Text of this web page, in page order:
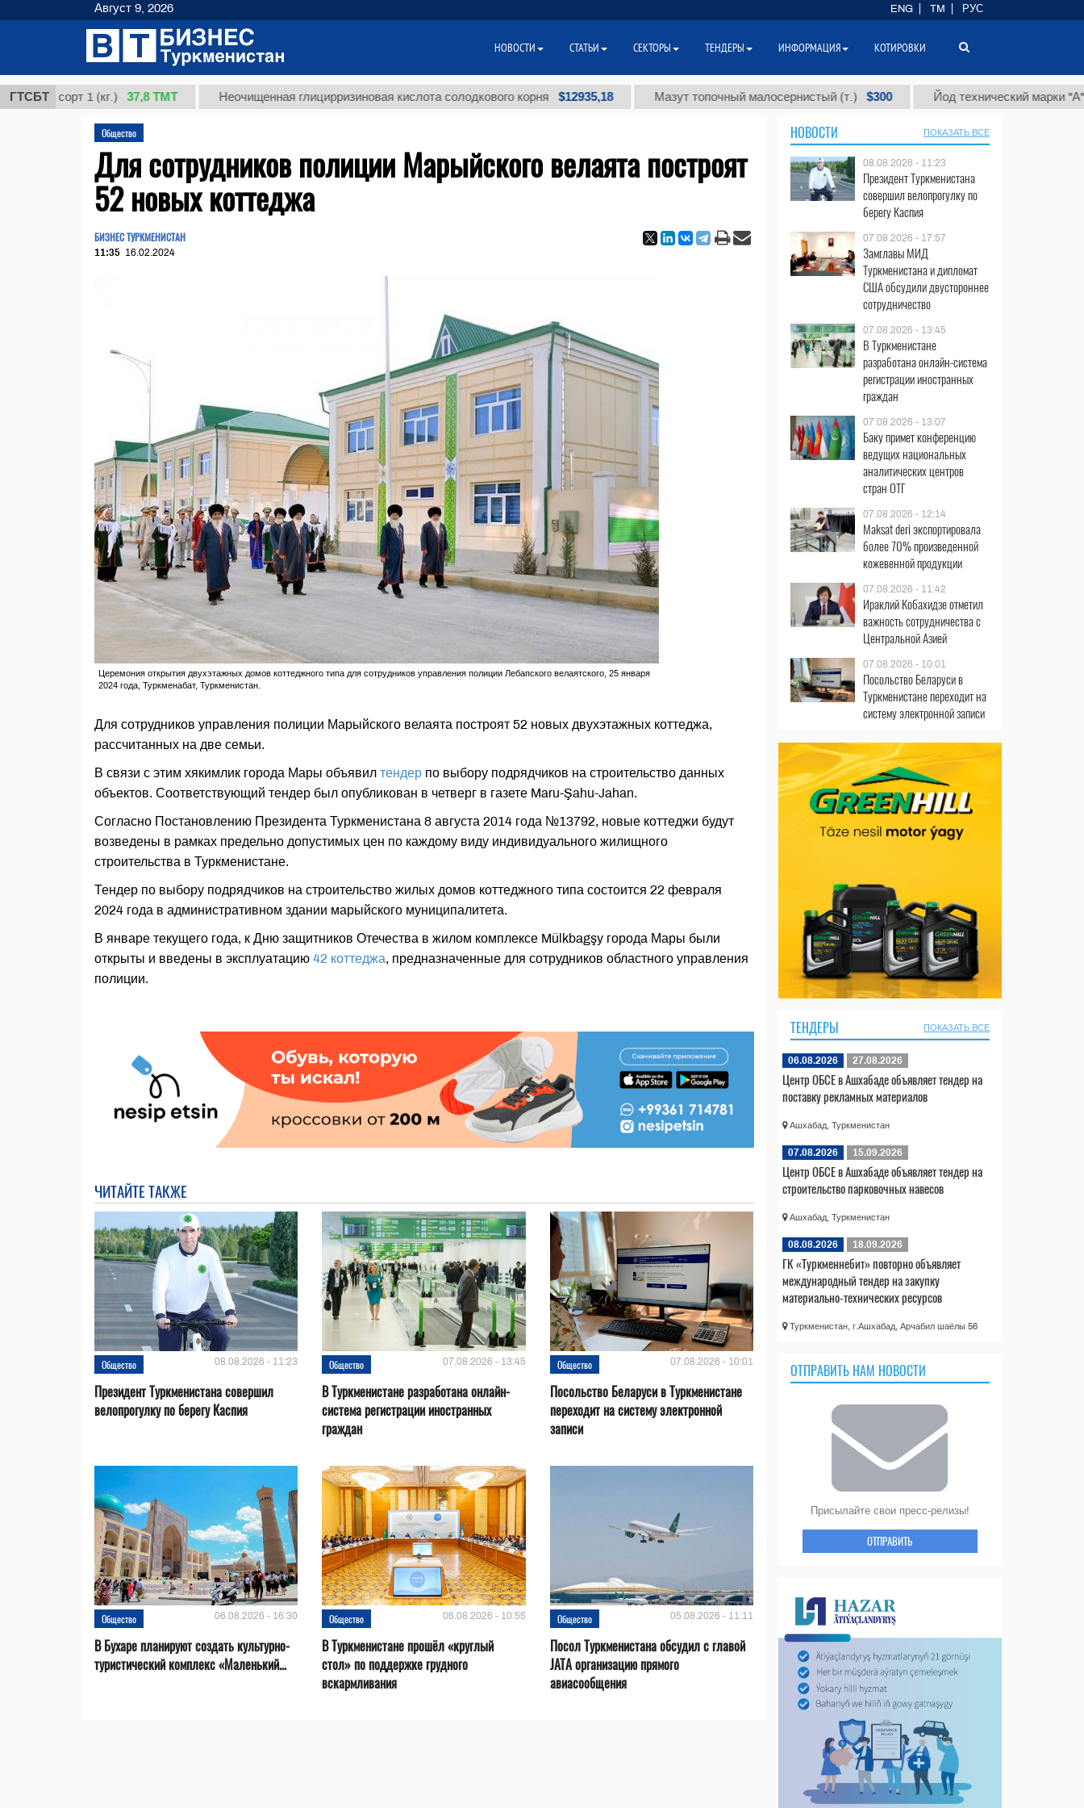
ГТСБТ
сорт 1 (кг.) 37,8 ТМТ Неочищенная глицирризиновая кислота солодкового корня $12935,18 Мазут топочный малосернистый (т.) $300 Йод технический марки "А" (т.)
Общество
Для сотрудников полиции Марыйского велаята построят
52 новых коттеджа
БИЗНЕС ТУРКМЕНИСТАН
11:35 16.02.2024
Церемония открытия двухэтажных домов коттеджного типа для сотрудников управления полиции Лебапского велаятского, 25 января
2024 года, Туркменабат, Туркменистан.
Для сотрудников управления полиции Марыйского велаята построят 52 новых двухэтажных коттеджа,
рассчитанных на две семьи.
В связи с этим хякимлик города Мары объявил тендер по выбору подрядчиков на строительство данных
объектов. Соответствующий тендер был опубликован в четверг в газете Maru-Şahu-Jahan.
Согласно Постановлению Президента Туркменистана 8 августа 2014 года №13792, новые коттеджи будут
возведены в рамках предельно допустимых цен по каждому виду индивидуального жилищного
строительства в Туркменистане.
Тендер по выбору подрядчиков на строительство жилых домов коттеджного типа состоится 22 февраля
2024 года в административном здании марыйского муниципалитета.
В январе текущего года, к Дню защитников Отечества в жилом комплексе Mülkbagşy города Мары были
открыты и введены в эксплуатацию 42 коттеджа, предназначенные для сотрудников областного управления
полиции.
ЧИТАЙТЕ ТАКЖЕ
Общество 08.08.2026 - 11:23
Президент Туркменистана совершил
велопрогулку по берегу Каспия
Общество 07.08.2026 - 13:45
В Туркменистане разработана онлайн-
система регистрации иностранных
граждан
Общество 07.08.2026 - 10:01
Посольство Беларуси в Туркменистане
переходит на систему электронной
записи
Общество 06.08.2026 - 16:30
В Бухаре планируют создать культурно-
туристический комплекс «Маленький...
Общество 06.08.2026 - 10:55
В Туркменистане прошёл «круглый
стол» по поддержке грудного
вскармливания
Общество 05.08.2026 - 11:11
Посол Туркменистана обсудил с главой
JATA организацию прямого
авиасообщения
НОВОСТИ ПОКАЗАТЬ ВСЕ
08.08.2026 - 11:23
Президент Туркменистана
совершил велопрогулку по
берегу Каспия
07.08.2026 - 17:57
Замглавы МИД
Туркменистана и дипломат
США обсудили двустороннее
сотрудничество
07.08.2026 - 13:45
В Туркменистане
разработана онлайн-система
регистрации иностранных
граждан
07.08.2026 - 13:07
Баку примет конференцию
ведущих национальных
аналитических центров
стран ОТГ
07.08.2026 - 12:14
Maksat deri экспортировала
более 70% произведенной
кожевенной продукции
07.08.2026 - 11:42
Ираклий Кобахидзе отметил
важность сотрудничества с
Центральной Азией
07.08.2026 - 10:01
Посольство Беларуси в
Туркменистане переходит на
систему электронной записи
ТЕНДЕРЫ ПОКАЗАТЬ ВСЕ
06.08.2026 27.08.2026
Центр ОБСЕ в Ашхабаде объявляет тендер на
поставку рекламных материалов
Ашхабад, Туркменистан
07.08.2026 15.09.2026
Центр ОБСЕ в Ашхабаде объявляет тендер на
строительство парковочных навесов
Ашхабад, Туркменистан
08.08.2026 18.09.2026
ГК «Туркменнебит» повторно объявляет
международный тендер на закупку
материально-технических ресурсов
Туркменистан, г.Ашхабад, Арчабил шаёлы 56
ОТПРАВИТЬ НАМ НОВОСТИ
Присылайте свои пресс-релизы!
ОТПРАВИТЬ
Август 9, 2026 ENG TM РУС
НОВОСТИ СТАТЬИ СЕКТОРЫ ТЕНДЕРЫ ИНФОРМАЦИЯ КОТИРОВКИ